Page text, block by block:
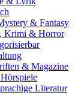
& Fantasy
Krimi & Horror
& Magazine
Literatur